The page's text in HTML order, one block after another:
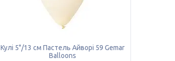
Кулі 5"/13 см Пастель Айворі 59 Gemar
Balloons